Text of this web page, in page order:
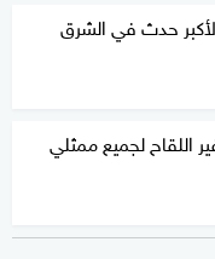
حدث في الشرق
توفير اللقاح لجميع ممثلي